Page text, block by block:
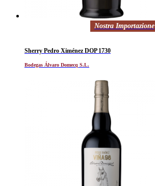
Nostra Importazione
Sherry Pedro Ximénez DOP 1730
Bodegas Álvaro Domecq S.L.